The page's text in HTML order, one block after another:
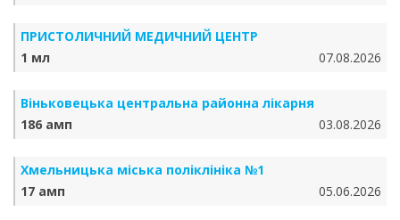
ПРИСТОЛИЧНИЙ МЕДИЧНИЙ ЦЕНТР
1 мл
07.08.2026
Віньковецька центральна районна лікарня
186 амп
03.08.2026
Хмельницька міська поліклініка №1
17 амп
05.06.2026